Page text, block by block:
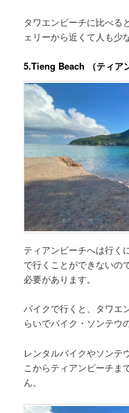
タワエンビーチに比べる
ェリーから近くて人も少
5.Tieng Beach （ティア
ティアンビーチへは行く
で行くことができないの
必要があります。
バイクで行くと、タワエ
らいでバイク・ソンテウ
レンタルバイクやソンテ
こからティアンビーチま
ん。